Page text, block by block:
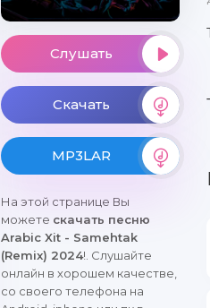
Слушать
Скачать
MP3LAR
На этой странице Вы
можете скачать песню
Arabic Xit - Samehtak
(Remix) 2024!. Слушайте
онлайн в хорошем качестве,
со своего телефона на